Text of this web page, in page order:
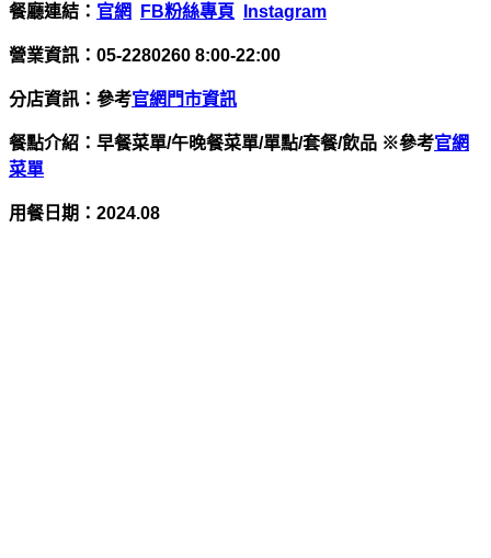
餐廳連結： 官網 FB粉絲專頁 Instagram
營業資訊：05-2280260 8:00-22:00
分店資訊：參考官網門市資訊
餐點介紹：早餐菜單/午晚餐菜單/單點/套餐/飲品 ※參考官網
菜單
用餐日期： 2024.08